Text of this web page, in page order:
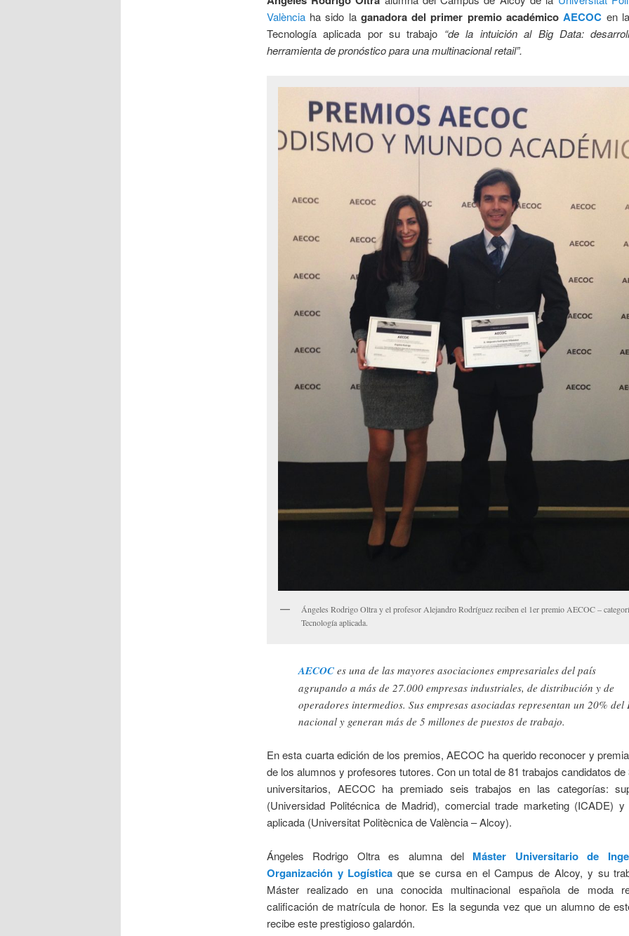
Valènciaha sido la ganadora del primer premio académicoAECOC en
Tecnología aplicada por su trabajo “de la intuición al Big Data:
herramienta de pronóstico para una multinacional retail”.
Ángeles Rodrigo Oltra y el profesor Alejandro Rodríguez reciben el 1er premio AECOC –
Tecnología aplicada.
AECOCes una de las mayores asociaciones empresariales del país
agrupando a más de 27.000 empresas industriales, de distribución y de
operadores intermedios. Sus empresas asociadas representan un 20% del
nacional y generan más de 5 millones de puestos de trabajo.
En esta cuarta edición de los premios, AECOC ha querido reconocer y
de los alumnos y profesores tutores. Con un total de 81 trabajos candidatos
universitarios, AECOC ha premiado seis trabajos en las categorías:
(Universidad Politécnica de Madrid), comercial trade marketing (ICADE) y
aplicada (Universitat Politècnica de València – Alcoy).
Ángeles Rodrigo Oltra es alumna del Máster Universitario de
Organización y Logística que se cursa en el Campus de Alcoy, y su
Máster realizado en una conocida multinacional española de moda
calificación de matrícula de honor. Es la segunda vez que un alumno de
recibe este prestigioso galardón.